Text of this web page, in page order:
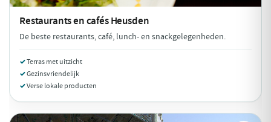
Restaurants en cafésHeusden
De beste restaurants, café, lunch- en snackgelegenheden.
Terras met uitzicht
Gezinsvriendelijk
Verse lokale producten